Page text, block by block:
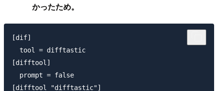
かったため。
[dif]
  tool = difftastic
[difftool]
  prompt = false
[difftool "difftastic"]